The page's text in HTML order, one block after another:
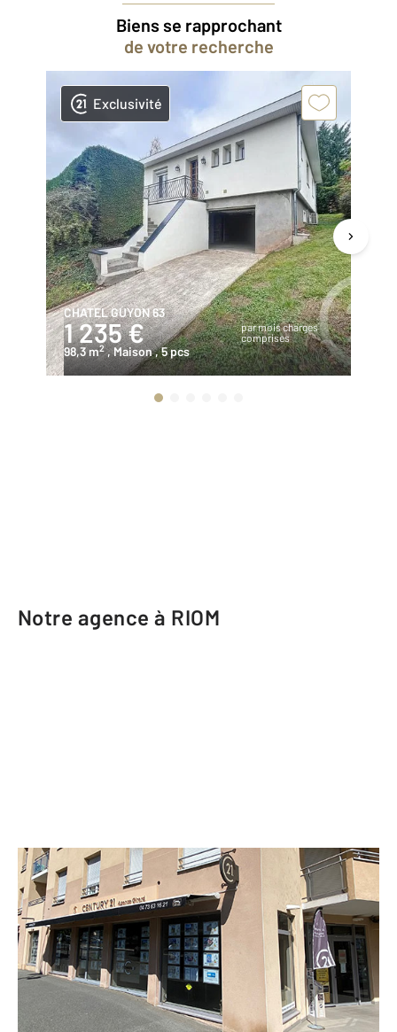
Biens se rapprochant
de votre recherche
Exclusivité
CHATEL GUYON 63
1 235 €
par mois charges
comprises
98,3 m2 , Maison, 5 pcs
Notre agence à RIOM
CENTURY 21 Agence Girard
7 bis boulevard de la Liberté
RIOM - 63200
Envoyer un message